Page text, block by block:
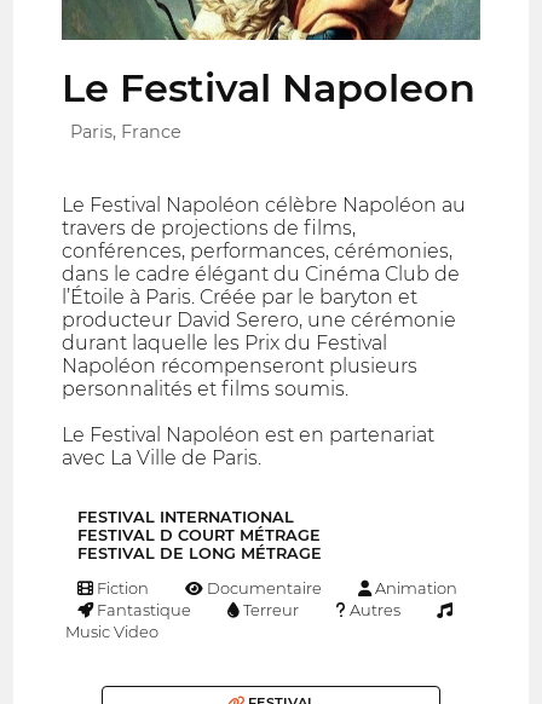
Le Festival Napoleon
Paris, France
Le Festival Napoléon célèbre Napoléon au
travers de projections de films,
conférences, performances, cérémonies,
dans le cadre élégant du Cinéma Club de
l’Étoile à Paris. Créée par le baryton et
producteur David Serero, une cérémonie
durant laquelle les Prix du Festival
Napoléon récompenseront plusieurs
personnalités et films soumis.
Le Festival Napoléon est en partenariat
avec La Ville de Paris.
FESTIVAL INTERNATIONAL
FESTIVAL D COURT MÉTRAGE
FESTIVAL DE LONG MÉTRAGE
Fiction Documentaire
Animation
Fantastique
Terreur
Autres
Music Video